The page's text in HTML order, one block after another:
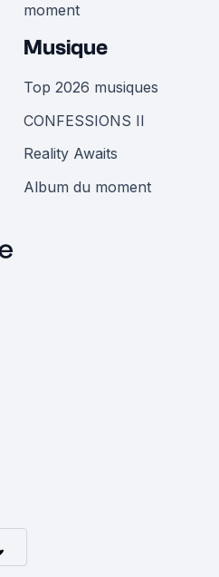
moment
Musique
Top 2026 musiques
CONFESSIONS II
Reality Awaits
Album du moment